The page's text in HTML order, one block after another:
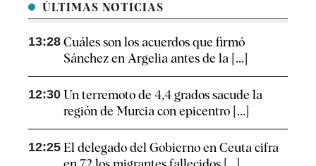
ÚLTIMAS NOTICIAS
13:28 Cuáles son los acuerdos que firmó
Sánchez en Argelia antes de la [...]
12:30 Un terremoto de 4,4 grados sacude la
región de Murcia con epicentro [...]
12:25 El delegado del Gobierno en Ceuta cifra